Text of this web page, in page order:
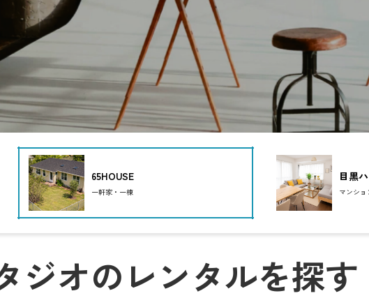
。
に応じて多様化し、
シーンを支えています。
に引き出すために、
、
プト空間が選ばれます。
・MV・広告など、
出が求められます。
、自然の中など、
映像表現を支えています。
気が重要視され、
が選ばれます。
の統一感が
す。
求められるようになっています。
りのパートナー」として、
る舞台となっています。
ジオ。
ァーに、愛される理由がここにあります。
を持つスタジオ。
、そしてデザイン性――
適した空間をピックアップしました。
間が「Studio 4696（シロクロ）」。
構成が被写体の輪郭と存在感を際立たせます。
に設計されており、
能。
アーティストビジュアルなど、
。
が魅力。
ショナルのための空間です。
ォトグラファーに向けたスタジオ。
と光の変化が生み出す、
異素材がバランス良く配置され、
65HOUSE
一軒家・一棟
目黒
マンショ
ジオのレンタルを探す